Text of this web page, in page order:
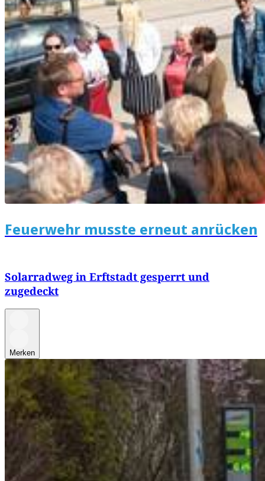
Feuerwehr musste erneut anrücken
Solarradweg in Erftstadt gesperrt und
zugedeckt
Merken